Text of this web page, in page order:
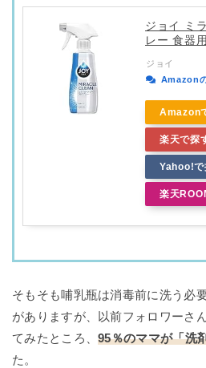
ジョイ ミ
レー 食器
ジョイ
Amazon
Amazon
楽天で探
Yahoo!で
楽天
そもそも哺乳瓶は消毒前に洗う必
がありますが、以前フォロワーさ
てみたところ、95％のママが「洗
た。